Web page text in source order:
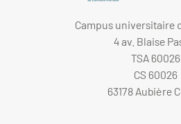
Campus universitaire
4 av. Blaise
TSA 60026
CS 60026
63178 Aubière